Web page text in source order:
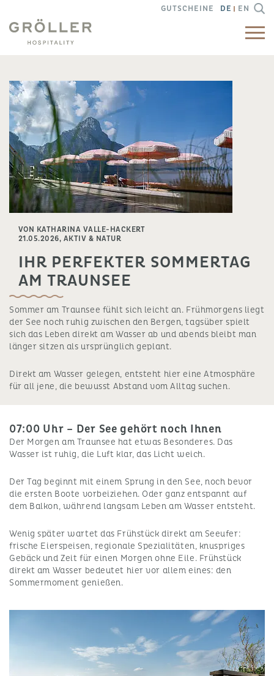
GUTSCHEINE DE EN
VON KATHARINA VALLE-HACKERT
21.05.2026, AKTIV & NATUR
IHR PERFEKTER SOMMERTAG
AM TRAUNSEE
Sommer am Traunsee fühlt sich leicht an. Frühmorgens liegt
der See noch ruhig zwischen den Bergen, tagsüber spielt
sich das Leben direkt am Wasser ab und abends bleibt man
länger sitzen als ursprünglich geplant.
Direkt am Wasser gelegen, entsteht hier eine Atmosphäre
für all jene, die bewusst Abstand vom Alltag suchen.
07:00 Uhr – Der See gehört noch Ihnen
Der Morgen am Traunsee hat etwas Besonderes. Das
Wasser ist ruhig, die Luft klar, das Licht weich.
Der Tag beginnt mit einem Sprung in den See, noch bevor
die ersten Boote vorbeiziehen. Oder ganz entspannt auf
dem Balkon, während langsam Leben am Wasser entsteht.
Wenig später wartet das Frühstück direkt am Seeufer:
frische Eierspeisen, regionale Spezialitäten, knuspriges
Gebäck und Zeit für einen Morgen ohne Eile. Frühstück
direkt am Wasser bedeutet hier vor allem eines: den
Sommermoment genießen.